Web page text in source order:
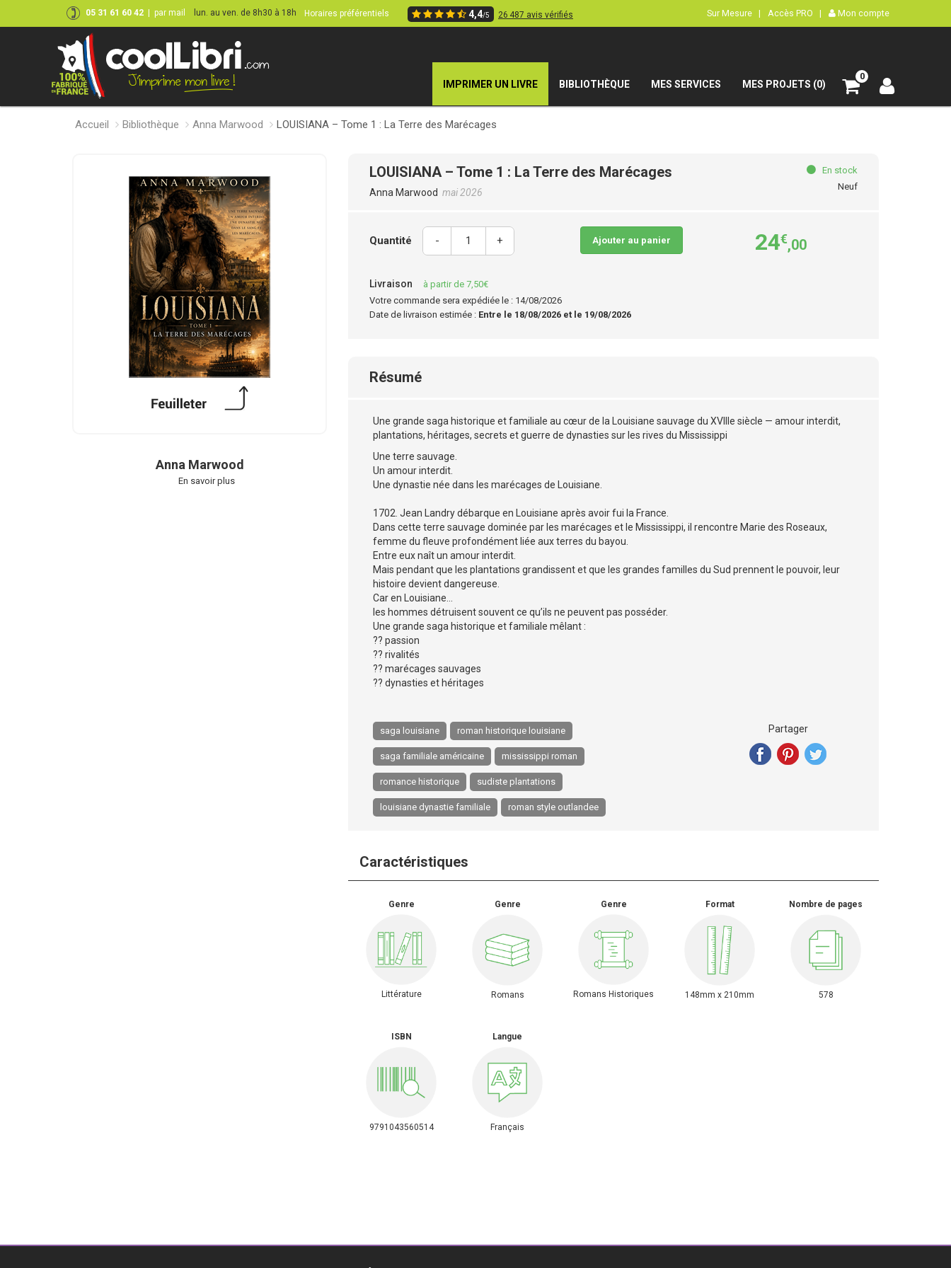
05 31 61 60 42 par mail lun. au ven. de 8h30 à 18h Horaires préférentiels 4,4/5 26 487 avis vérifiés Sur Mesure | Accès PRO | Mon compte
IMPRIMER UN LIVRE BIBLIOTHÈQUE MES SERVICES MES PROJETS (0)
0
Accueil Bibliothèque Anna Marwood LOUISIANA – Tome 1 : La Terre des Marécages
Anna Marwood
En savoir plus
LOUISIANA – Tome 1 : La Terre des Marécages
Anna Marwood mai 2026
En stock
Neuf
Quantité - + Ajouter au panier 24€,00
Livraison
à partir de 7,50€
Votre commande sera expédiée le : 14/08/2026
Date de livraison estimée : Entre le 18/08/2026 et le 19/08/2026
Résumé
Une grande saga historique et familiale au cœur de la Louisiane sauvage du XVIIIe siècle — amour interdit,
plantations, héritages, secrets et guerre de dynasties sur les rives du Mississippi
Une terre sauvage.
Un amour interdit.
Une dynastie née dans les marécages de Louisiane.
1702. Jean Landry débarque en Louisiane après avoir fui la France.
Dans cette terre sauvage dominée par les marécages et le Mississippi, il rencontre Marie des Roseaux,
femme du fleuve profondément liée aux terres du bayou.
Entre eux naît un amour interdit.
Mais pendant que les plantations grandissent et que les grandes familles du Sud prennent le pouvoir, leur
histoire devient dangereuse.
Car en Louisiane…
les hommes détruisent souvent ce qu’ils ne peuvent pas posséder.
Une grande saga historique et familiale mêlant :
?? passion
?? rivalités
?? marécages sauvages
?? dynasties et héritages
saga louisiane roman historique louisiane
saga familiale américaine mississippi roman
romance historique sudiste plantations
louisiane dynastie familiale roman style outlandee
Partager
Caractéristiques
Genre
Littérature
Genre
Romans
Genre
Romans Historiques
Format
148mm x 210mm
Nombre de pages
578
ISBN
9791043560514
Langue
Français